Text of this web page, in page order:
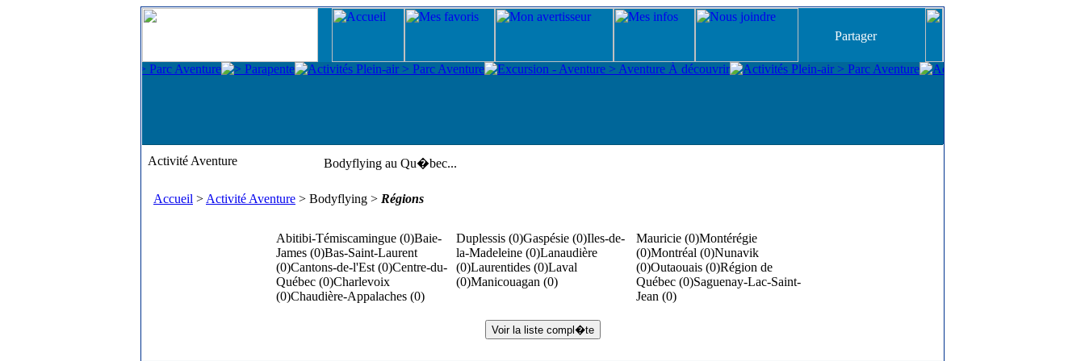
Partager
Activité Aventure Bodyflying au Qu�bec...
Accueil > Activité Aventure > Bodyflying > Régions
Abitibi-Témiscamingue (0)Baie-
James (0)Bas-Saint-Laurent
(0)Cantons-de-l'Est (0)Centre-du-
Québec (0)Charlevoix
(0)Chaudière-Appalaches (0)
Duplessis (0)Gaspésie (0)Iles-de-
la-Madeleine (0)Lanaudière
(0)Laurentides (0)Laval
(0)Manicouagan (0)
Mauricie (0)Montérégie
(0)Montréal (0)Nunavik
(0)Outaouais (0)Région de
Québec (0)Saguenay-Lac-Saint-
Jean (0)